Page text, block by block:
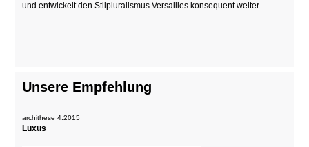
und entwickelt den Stilpluralismus Versailles konsequent weiter.
Unsere Empfehlung
archithese 4.2015
Luxus